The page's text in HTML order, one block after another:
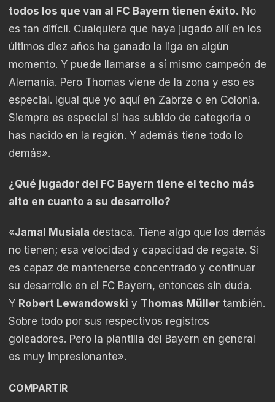
todos los que van al FC Bayern tienen éxito. No
es tan difícil. Cualquiera que haya jugado allí en los
últimos diez años ha ganado la liga en algún
momento. Y puede llamarse a sí mismo campeón de
Alemania. Pero Thomas viene de la zona y eso es
especial. Igual que yo aquí en Zabrze o en Colonia.
Siempre es especial si has subido de categoría o
has nacido en la región. Y además tiene todo lo
demás».
¿Qué jugador del FC Bayern tiene el techo más
alto en cuanto a su desarrollo?
«Jamal Musiala destaca. Tiene algo que los demás
no tienen; esa velocidad y capacidad de regate. Si
es capaz de mantenerse concentrado y continuar
su desarrollo en el FC Bayern, entonces sin duda.
Y Robert Lewandowski y Thomas Müller también.
Sobre todo por sus respectivos registros
goleadores. Pero la plantilla del Bayern en general
es muy impresionante».
COMPARTIR